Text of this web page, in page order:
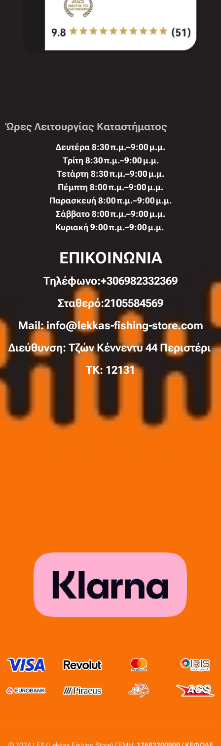
Ώρες Λειτουργίας Καταστήματος
Δευτέρα 8:30 π.μ.–9:00 μ.μ.
Τρίτη 8:30 π.μ.–9:00 μ.μ.
Τετάρτη 8:30 π.μ.–9:00 μ.μ.
Πέμπτη 8:00 π.μ.–9:00 μ.μ.
Παρασκευή 8:00 π.μ.–9:00 μ.μ.
Σάββατο 8:00 π.μ.–9:00 μ.μ.
Κυριακή 9:00 π.μ.–9:00 μ.μ.
ΕΠΙΚΟΙΝΩΝΙΑ
Τηλέφωνo:+306982332369
Σταθερό:2105584569
Mail: info@lekkas-fishing-store.com
Διεύθυνση: Τζών Κέννεντυ 44 Περιστέρι
TK: 12131